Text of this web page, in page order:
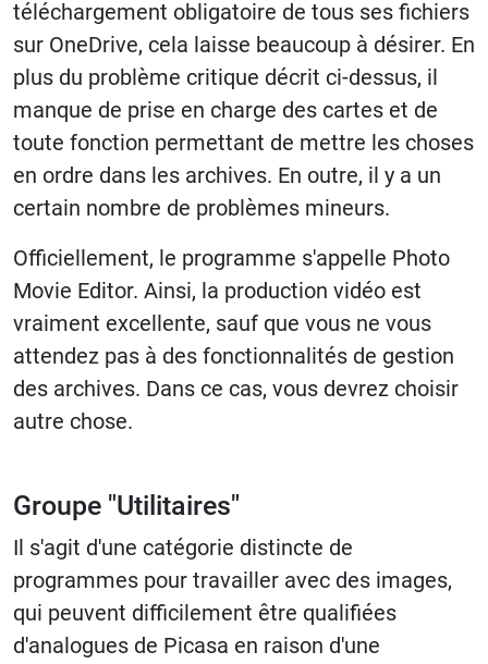
téléchargement obligatoire de tous ses fichiers
sur OneDrive, cela laisse beaucoup à désirer. En
plus du problème critique décrit ci-dessus, il
manque de prise en charge des cartes et de
toute fonction permettant de mettre les choses
en ordre dans les archives. En outre, il y a un
certain nombre de problèmes mineurs.
Officiellement, le programme s'appelle Photo
Movie Editor. Ainsi, la production vidéo est
vraiment excellente, sauf que vous ne vous
attendez pas à des fonctionnalités de gestion
des archives. Dans ce cas, vous devrez choisir
autre chose.
Groupe "Utilitaires"
Il s'agit d'une catégorie distincte de
programmes pour travailler avec des images,
qui peuvent difficilement être qualifiées
d'analogues de Picasa en raison d'une